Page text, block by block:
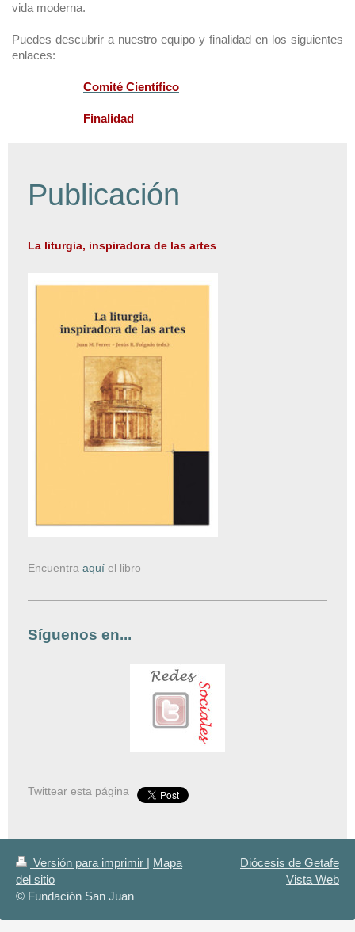
vida moderna.
Puedes descubrir a nuestro equipo y finalidad en los siguientes
enlaces:
Comité Científico
Finalidad
Publicación
La liturgia, inspiradora de las artes
Encuentra aquí el libro
Síguenos en...
Twittear esta página
Versión para imprimir | Mapa
del sitio
© Fundación San Juan
Diócesis de Getafe
Vista Web